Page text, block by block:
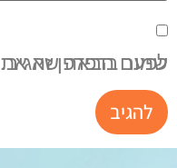
שמור בדפדפן זה את השם, האימייל והאתר שלי לפעם הבאה שאגיב.